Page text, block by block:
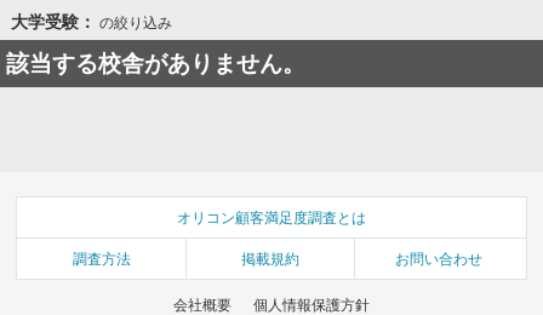
大学受験： の絞り込み
該当する校舎がありません。
オリコン顧客満足度調査とは
調査方法 掲載規約 お問い合わせ
会社概要 個人情報保護方針